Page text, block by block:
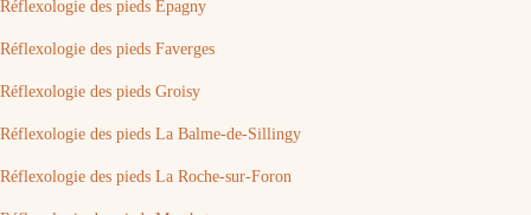
Réflexologie des pieds Épagny
Réflexologie des pieds Faverges
Réflexologie des pieds Groisy
Réflexologie des pieds La Balme-de-Sillingy
Réflexologie des pieds La Roche-sur-Foron